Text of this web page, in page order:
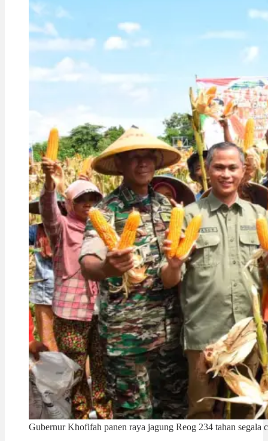
Gubernur Khofifah panen raya jagung Reog 234 tahan segala